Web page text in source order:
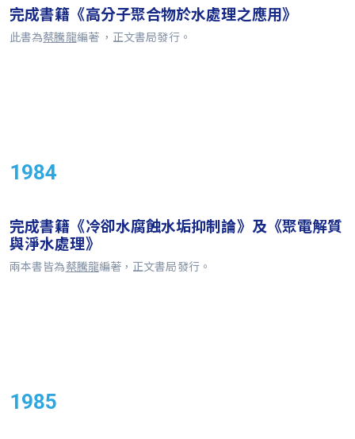
完成書籍《高分子聚合物於水處理之應用》
此書為蔡騰龍編著 ，正文書局發行。
1984
完成書籍《冷卻水腐蝕水垢抑制論》及《聚電解質
與淨水處理》
兩本書皆為蔡騰龍編著，正文書局發行。
1985